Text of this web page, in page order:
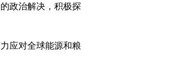
政治解决，积极探
应对全球能源和粮